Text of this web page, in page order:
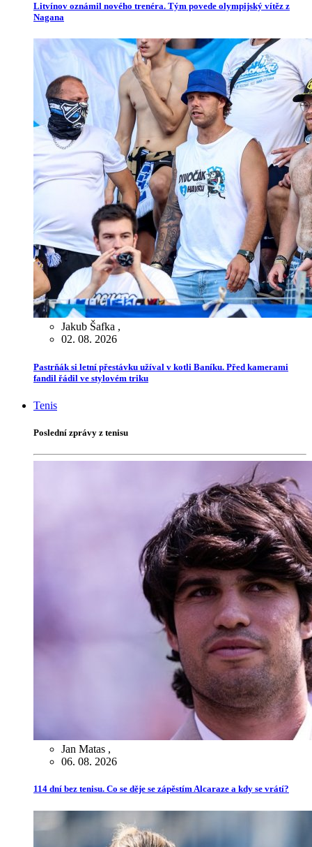
Litvínov oznámil nového trenéra. Tým povede olympijský vítěz z
Nagana
Jakub Šafka ,
02. 08. 2026
Pastrňák si letní přestávku užíval v kotli Baníku. Před kamerami
fandil řádil ve stylovém triku
Tenis
Poslední zprávy z tenisu
Jan Matas ,
06. 08. 2026
114 dní bez tenisu. Co se děje se zápěstím Alcaraze a kdy se vrátí?